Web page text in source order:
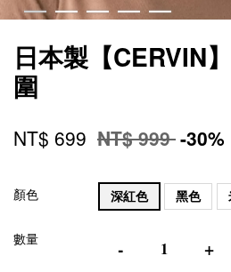
日本製【CERVIN
圍
NT$ 699 NT$ 999-30%
顏色 深紅色 黑色
數量 - +